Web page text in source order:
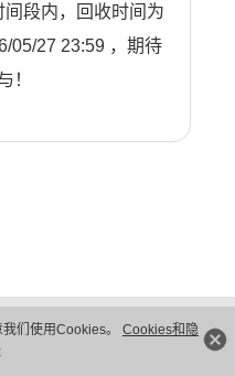
们使用Cookies。 Cookies和隐
段内，回收时间为
05/27 23:59 ，期待
！
法律声明